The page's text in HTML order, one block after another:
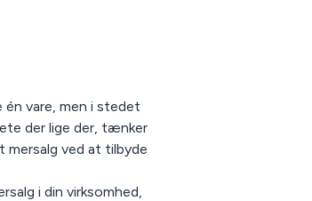
én vare, men i stedet
der lige der, tænker
mersalg ved at tilbyde
i din virksomhed,